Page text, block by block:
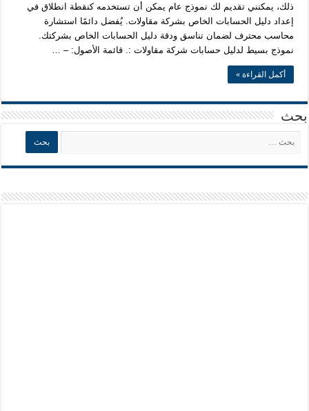
ذلك، يمكنني تقديم لك نموذج عام يمكن أن تستخدمه كنقطة انطلاق في
إعداد دليل الحسابات الخاص بشركة مقاولات. يُفضل دائمًا استشارة
محاسب محترف لضمان تناسق ودقة دليل الحسابات الخاص بشركتك.
نموذج بسيط لدليل حسابات شركة مقاولات :. قائمة الأصول: – …
أكمل القراءة »
بحث